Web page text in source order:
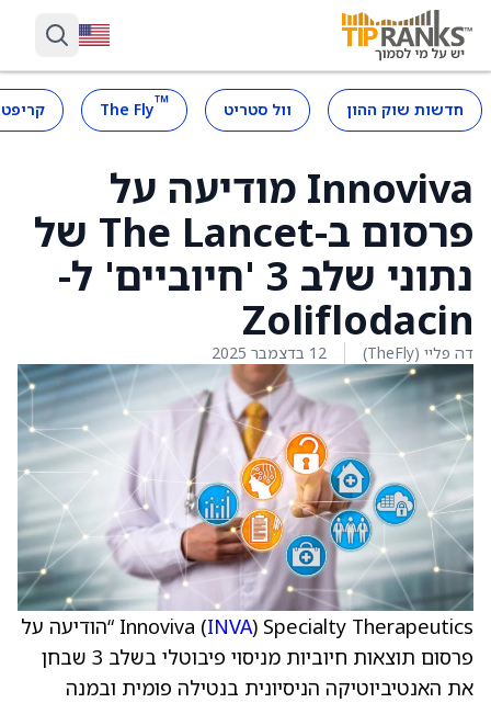
חדשות שוק ההון וול סטריט ™
The Fly
Innoviva מודיעה על
פרסום ב-The Lancet של
נתוני שלב 3 'חיוביים' ל-
Zoliflodacin
דה פליי (TheFly) 12 בדצמבר 2025
Innoviva (INVA
) Specialty Therapeutics “הודיעה על
פרסום תוצאות חיוביות מניסוי פיבוטלי בשלב 3 שבחן
את האנטיביוטיקה הניסיונית בנטילה פומית ובמנה